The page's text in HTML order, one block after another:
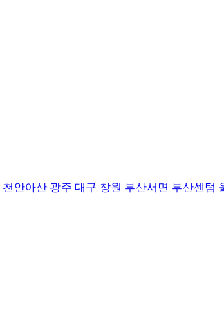
천안아산 광주 대구 창원 부산서면 부산센텀